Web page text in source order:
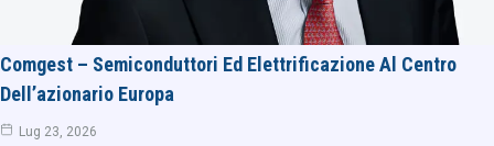
Comgest – Semiconduttori Ed Elettrificazione Al Centro
Dell’azionario Europa
Lug 23, 2026